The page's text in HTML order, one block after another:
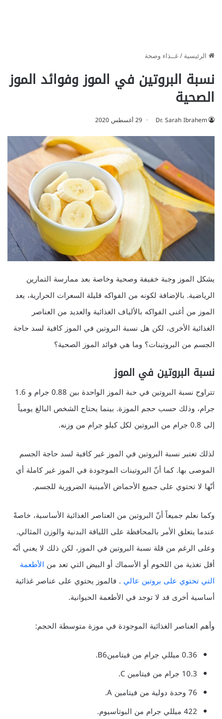
الرئيسية/غــذاء وصحة
نسبة البروتين في الموز وفوائد الموز
الصحية
Dr. Sarah Ibrahem 29 أغسطس 2020
يشكل الموز وجبة خفيفة وصحية وخاصة بعد ممارسة التمارين
الرياضية. بالإضافة لكونه من الفواكه قليلة السعرات الحرارية، يعد
الموز من أغنى الفواكه بالألياف الغذائية والعديد من العناصر
الغذائية الأخرى، لكن هل نسبة البروتين في الموز كافية لسد حاجة
الجسم من البروتينات؟ وما هي فوائد الموز الصحية؟
نسبة البروتين في الموز
تتراوح نسبة البروتين في حبة الموز الواحدة بين 0.88 جرام و 1.6
جرام، وذلك حسب حجم الموزة. بينما يحتاج الشخص البالغ يومياً
إلى 0.8 جرام من البروتين لكل كيلو جرام من وزنه.
لذلك تعتبر نسبة البروتين في الموز غير كافية لسد حاجة الجسم
الموصى بها. كما أنّ البروتينات الموجودة في الموز غير كاملة أي
أنّها لا تحتوي على جميع الأحماض الأمينية الضرورية للجسم.
وكما نعلم جميعاً أنّ البروتين من العناصر الغذائية الأساسية، خاصةً
عندما يتعلق الأمر بالمحافظة على اللياقة البدنية والوزن المثالي.
وعلى الرغم من قلة نسبة البروتين في الموز، لكن ذلك لا يعني أنّه
أقل تغذية من اللحوم أو الأسماك أو البيض التي تعد من الأطعمة
التي تحتوي على بروتين عالي . فالموز يحتوي على عناصر غذائية
أساسية أخرى قد لا توجد في الأطعمة الحيوانية.
وأهم العناصر الغذائية الموجودة في موزة متوسطة الحجم:
0.36 ميللي جرام من فيتامينB6.
10.3 جرام من فيتامين C.
76 وحدة دولية من فيتامين A.
422 ميللي جرام من البوتاسيوم.